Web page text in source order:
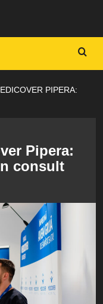
PIPERA:
Pipera:
consult